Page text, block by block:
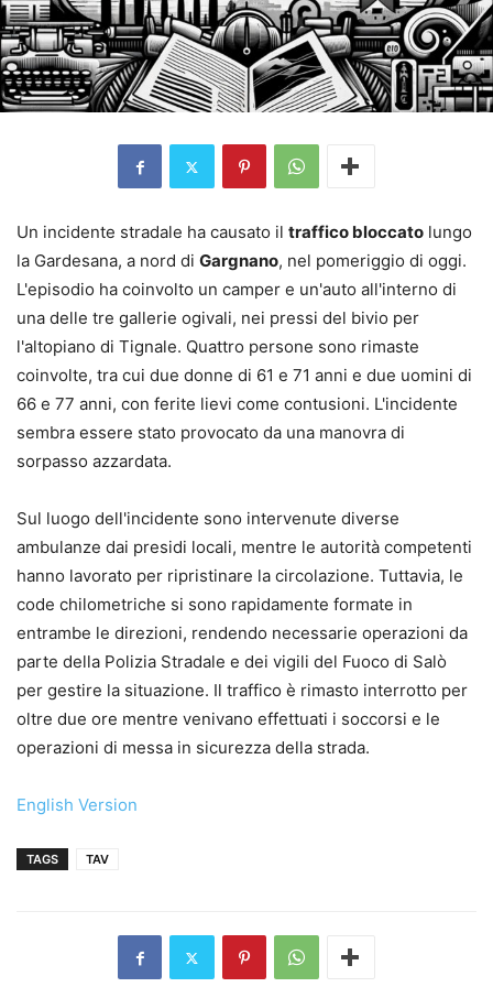
Un incidente stradale ha causato il traffico bloccato lungo
la Gardesana, a nord di Gargnano, nel pomeriggio di oggi.
L'episodio ha coinvolto un camper e un'auto all'interno di
una delle tre gallerie ogivali, nei pressi del bivio per
l'altopiano di Tignale. Quattro persone sono rimaste
coinvolte, tra cui due donne di 61 e 71 anni e due uomini di
66 e 77 anni, con ferite lievi come contusioni. L'incidente
sembra essere stato provocato da una manovra di
sorpasso azzardata.
Sul luogo dell'incidente sono intervenute diverse
ambulanze dai presidi locali, mentre le autorità competenti
hanno lavorato per ripristinare la circolazione. Tuttavia, le
code chilometriche si sono rapidamente formate in
entrambe le direzioni, rendendo necessarie operazioni da
parte della Polizia Stradale e dei vigili del Fuoco di Salò
per gestire la situazione. Il traffico è rimasto interrotto per
oltre due ore mentre venivano effettuati i soccorsi e le
operazioni di messa in sicurezza della strada.
English Version
TAGS TAV